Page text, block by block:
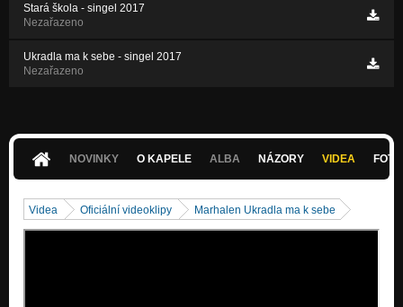
Stará škola - singel 2017
Nezařazeno
Ukradla ma k sebe - singel 2017
Nezařazeno
NOVINKY O KAPELE ALBA NÁZORY VIDEA
Videa Oficiální videoklipy Marhalen Ukradla ma k sebe